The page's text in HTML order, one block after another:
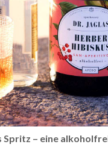
Spritz – eine